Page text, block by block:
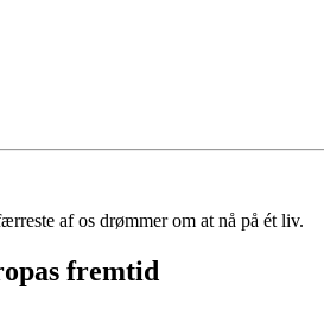
af os drømmer om at nå på ét liv.
fremtid